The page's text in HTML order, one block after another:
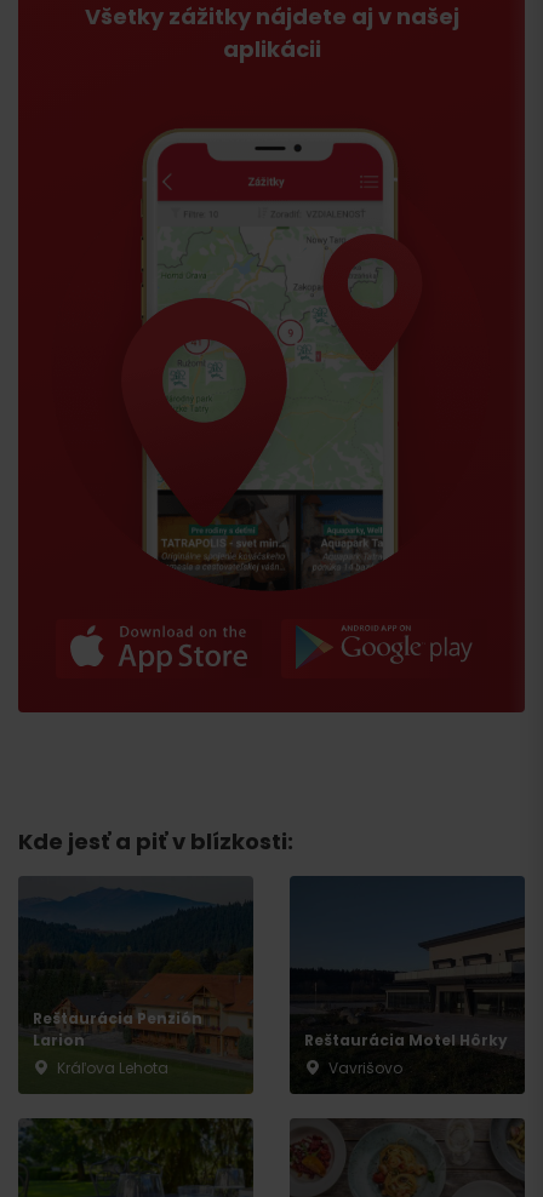
Všetky zážitky nájdete aj v našej
aplikácii
Kde jesť a piť v blízkosti:
Reštaurácia Penzión
Larion
Kráľova Lehota
Reštaurácia Motel Hôrky
Vavrišovo
Príchod